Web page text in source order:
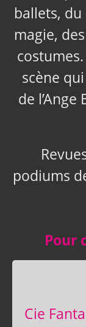
ballets,
magie,
scène
de
podiums
Pour
Cie